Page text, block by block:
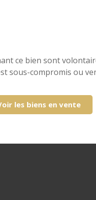
ce bien sont
sous-compromis ou
les biens en vente